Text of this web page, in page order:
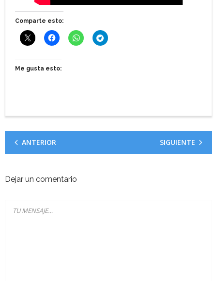
Comparte esto:
Me gusta esto:
ANTERIOR SIGUIENTE
Dejar un comentario